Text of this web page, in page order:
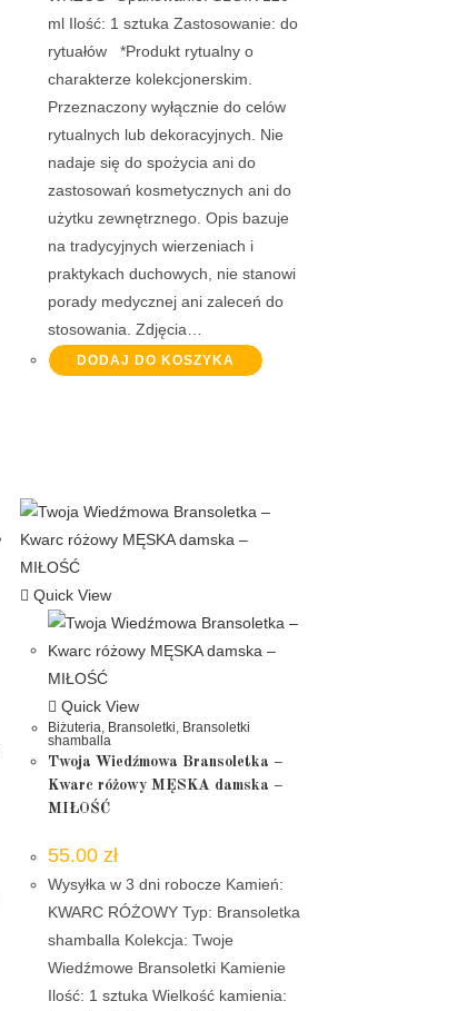
ml Ilość: 1 sztuka Zastosowanie: do
rytuałów *Produkt rytualny o
charakterze kolekcjonerskim.
Przeznaczony wyłącznie do celów
rytualnych lub dekoracyjnych. Nie
nadaje się do spożycia ani do
zastosowań kosmetycznych ani do
użytku zewnętrznego. Opis bazuje
na tradycyjnych wierzeniach i
praktykach duchowych, nie stanowi
porady medycznej ani zaleceń do
stosowania. Zdjęcia…
DODAJ DO KOSZYKA
Quick View
Quick View
Biżuteria Bransoletki Bransoletki
shamballa
Twoja Wiedźmowa Bransoletka –
Kwarc różowy MĘSKA damska –
MIŁOŚĆ
55.00zł
Wysyłka w 3 dni robocze Kamień:
KWARC RÓŻOWY Typ: Bransoletka
shamballa Kolekcja: Twoje
Wiedźmowe Bransoletki Kamienie
Ilość: 1 sztuka Wielkość kamienia: